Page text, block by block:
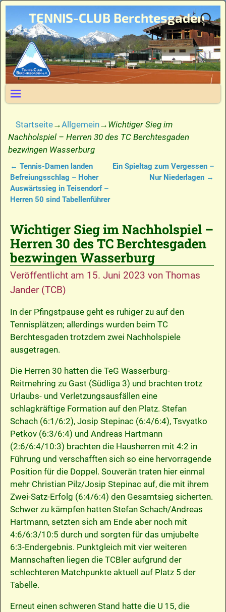
TENNIS-CLUB Berchtesgaden
Startseite→Allgemein→ Wichtiger Sieg im
Nachholspiel – Herren 30 des TC Berchtesgaden
bezwingen Wasserburg
Artikelnavigation
← Tennis-Damen landen
Befreiungsschlag – Hoher
Auswärtssieg in Teisendorf –
Herren 50 sind Tabellenführer
Ein Spieltag zum Vergessen –
Nur Niederlagen →
Wichtiger Sieg im Nachholspiel –
Herren 30 des TC Berchtesgaden
bezwingen Wasserburg
Veröffentlicht am 15. Juni 2023 von Thomas
Jander (TCB)
In der Pfingstpause geht es ruhiger zu auf den
Tennisplätzen; allerdings wurden beim TC
Berchtesgaden trotzdem zwei Nachholspiele
ausgetragen.
Die Herren 30 hatten die TeG Wasserburg-
Reitmehring zu Gast (Südliga 3) und brachten trotz
Urlaubs- und Verletzungsausfällen eine
schlagkräftige Formation auf den Platz. Stefan
Schach (6:1/6:2), Josip Stepinac (6:4/6:4), Tsvyatko
Petkov (6:3/6:4) und Andreas Hartmann
(2:6/6:4/10:3) brachten die Hausherren mit 4:2 in
Führung und verschafften sich so eine hervorragende
Position für die Doppel. Souverän traten hier einmal
mehr Christian Pilz/Josip Stepinac auf, die mit ihrem
Zwei-Satz-Erfolg (6:4/6:4) den Gesamtsieg sicherten.
Schwer zu kämpfen hatten Stefan Schach/Andreas
Hartmann, setzten sich am Ende aber noch mit
4:6/6:3/10:5 durch und sorgten für das umjubelte
6:3-Endergebnis. Punktgleich mit vier weiteren
Mannschaften liegen die TCBler aufgrund der
schlechteren Matchpunkte aktuell auf Platz 5 der
Tabelle.
Erneut einen schweren Stand hatte die U 15, die